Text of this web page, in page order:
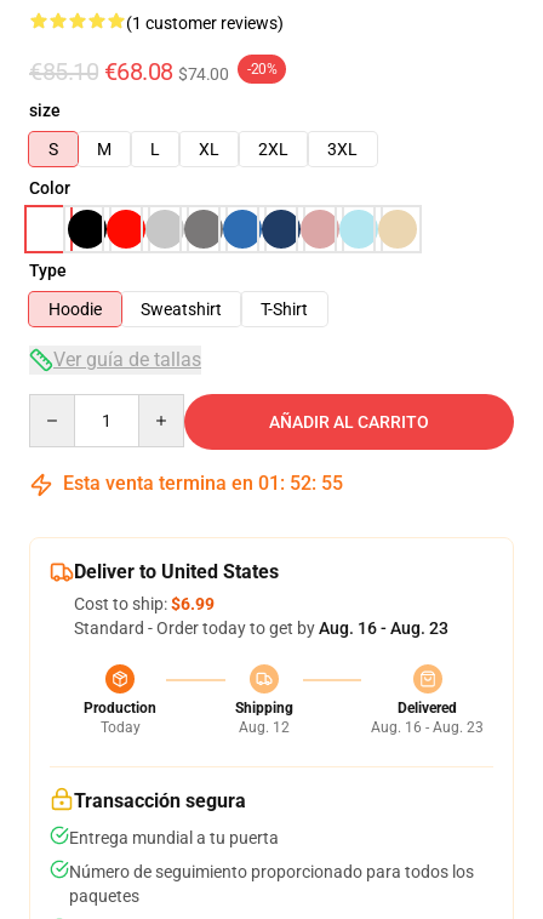
(1 customer reviews)
€85.10 €68.08 $74.00 -20%
size
S
M L XL 2XL
3XL
Color
Type
Hoodie
Sweatshirt T-Shirt
Ver guía de tallas
AÑADIR AL CARRITO
Esta venta termina en 01 : 52: 54
Deliver to United States
Cost to ship:$6.99
Standard - Order today to get byAug. 16 - Aug. 23
Production
Today
Shipping
Aug. 12
Delivered
Aug. 16 - Aug. 23
Transacción segura
Entrega mundial a tu puerta
Número de seguimiento proporcionado para todos los
paquetes